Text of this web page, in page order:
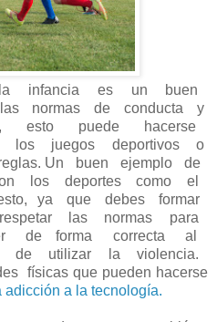
infancia es un buen
normas de conducta y
esto puede hacerse
los juegos deportivos o
reglas. Un buen ejemplo de
los deportes como el
ya que debes formar
las normas para
de forma correcta al
de utilizar la violencia.
físicas que pueden hacerse
adicción a la tecnología​.